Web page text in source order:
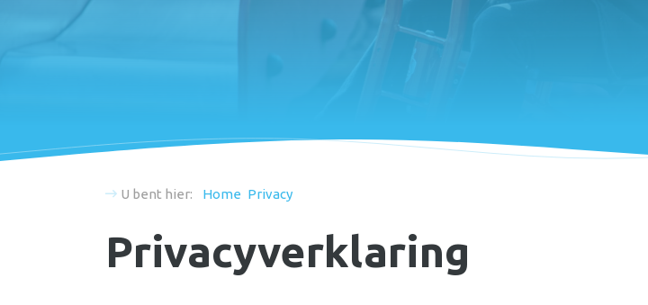
U bent hier: Home Privacy
Privacyverklaring